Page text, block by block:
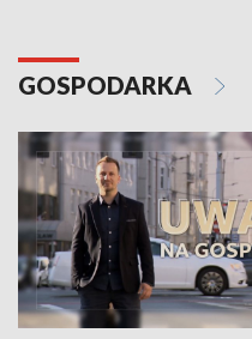
GOSPODARKA